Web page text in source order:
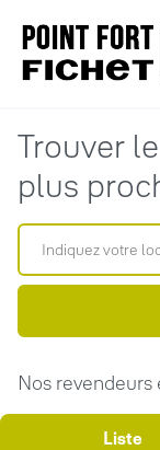
Trouver
plus
Nos revendeurs
Liste